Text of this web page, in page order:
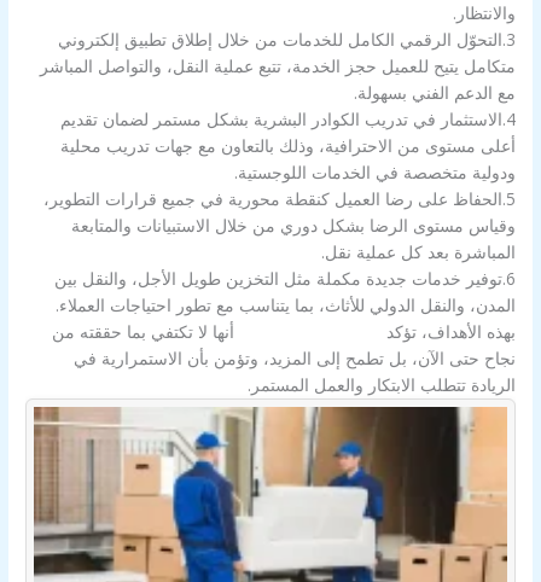
والانتظار.
3.التحوّل الرقمي الكامل للخدمات من خلال إطلاق تطبيق إلكتروني
متكامل يتيح للعميل حجز الخدمة، تتبع عملية النقل، والتواصل المباشر
مع الدعم الفني بسهولة.
4.الاستثمار في تدريب الكوادر البشرية بشكل مستمر لضمان تقديم
أعلى مستوى من الاحترافية، وذلك بالتعاون مع جهات تدريب محلية
ودولية متخصصة في الخدمات اللوجستية.
5.الحفاظ على رضا العميل كنقطة محورية في جميع قرارات التطوير،
وقياس مستوى الرضا بشكل دوري من خلال الاستبيانات والمتابعة
المباشرة بعد كل عملية نقل.
6.توفير خدمات جديدة مكملة مثل التخزين طويل الأجل، والنقل بين
المدن، والنقل الدولي للأثاث، بما يتناسب مع تطور احتياجات العملاء.
بهذه الأهداف، تؤكد
أنها لا تكتفي بما حققته من
نجاح حتى الآن، بل تطمح إلى المزيد، وتؤمن بأن الاستمرارية في
الريادة تتطلب الابتكار والعمل المستمر.